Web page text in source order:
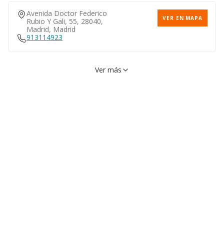
Avenida Doctor Federico
Rubio Y Gali, 55, 28040,
Madrid, Madrid
VER EN MAPA
913114923
Ver más